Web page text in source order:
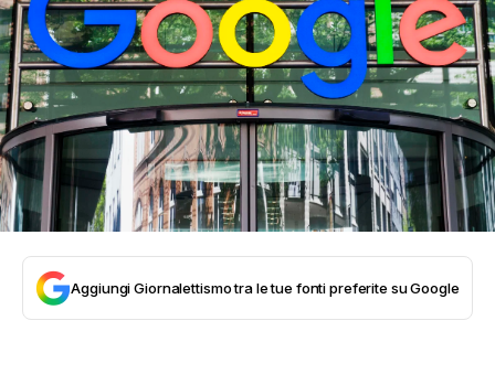
Aggiungi Giornalettismo tra le tue fonti preferite su Google